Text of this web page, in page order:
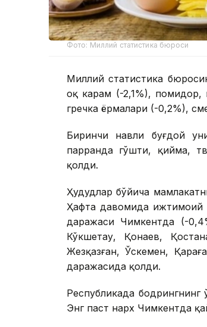
Фото: Миллий статистика бюроси
Миллий статистика
оқ карам (-2,1%),
гречка ёрмалари (-0,2%),
Биринчи навли буғдой
парранда гўшти, қийма,
қолди.
Ҳудудлар бўйича
Ҳафта давомида ижтимоий
даражаси Чимкентда (-
Кўкшетау, Қонаев,
Жезқазған, Ўскемен,
даражасида қолди.
Республикада
Энг паст нарх Чимкентда